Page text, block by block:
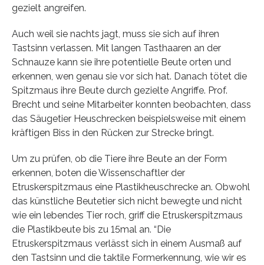
gezielt angreifen.
Auch weil sie nachts jagt, muss sie sich auf ihren
Tastsinn verlassen. Mit langen Tasthaaren an der
Schnauze kann sie ihre potentielle Beute orten und
erkennen, wen genau sie vor sich hat. Danach tötet die
Spitzmaus ihre Beute durch gezielte Angriffe. Prof.
Brecht und seine Mitarbeiter konnten beobachten, dass
das Säugetier Heuschrecken beispielsweise mit einem
kräftigen Biss in den Rücken zur Strecke bringt.
Um zu prüfen, ob die Tiere ihre Beute an der Form
erkennen, boten die Wissenschaftler der
Etruskerspitzmaus eine Plastikheuschrecke an. Obwohl
das künstliche Beutetier sich nicht bewegte und nicht
wie ein lebendes Tier roch, griff die Etruskerspitzmaus
die Plastikbeute bis zu 15mal an. “Die
Etruskerspitzmaus verlässt sich in einem Ausmaß auf
den Tastsinn und die taktile Formerkennung, wie wir es